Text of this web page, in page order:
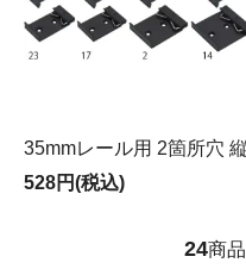
35mmレール用 2箇所穴
528円(税込)
24商